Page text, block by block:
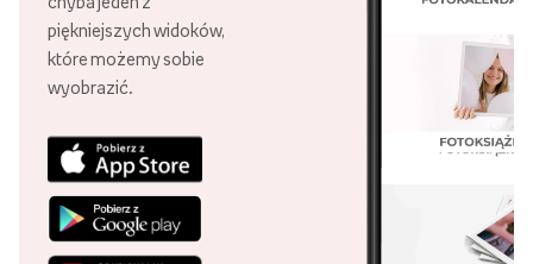
piękniejszych widoków,
które możemy sobie
wyobrazić.